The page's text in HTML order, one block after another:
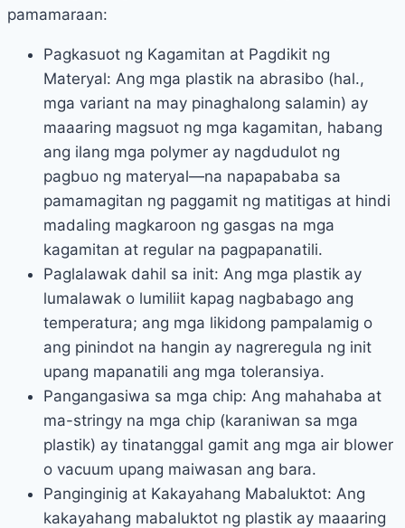
pamamaraan:
Pagkasuot ng Kagamitan at Pagdikit ng
Materyal: Ang mga plastik na abrasibo (hal.,
mga variant na may pinaghalong salamin) ay
maaaring magsuot ng mga kagamitan, habang
ang ilang mga polymer ay nagdudulot ng
pagbuo ng materyal—na napapababa sa
pamamagitan ng paggamit ng matitigas at hindi
madaling magkaroon ng gasgas na mga
kagamitan at regular na pagpapanatili.
Paglalawak dahil sa init: Ang mga plastik ay
lumalawak o lumiliit kapag nagbabago ang
temperatura; ang mga likidong pampalamig o
ang pinindot na hangin ay nagreregula ng init
upang mapanatili ang mga toleransiya.
Pangangasiwa sa mga chip: Ang mahahaba at
ma-stringy na mga chip (karaniwan sa mga
plastik) ay tinatanggal gamit ang mga air blower
o vacuum upang maiwasan ang bara.
Panginginig at Kakayahang Mabaluktot: Ang
kakayahang mabaluktot ng plastik ay maaaring